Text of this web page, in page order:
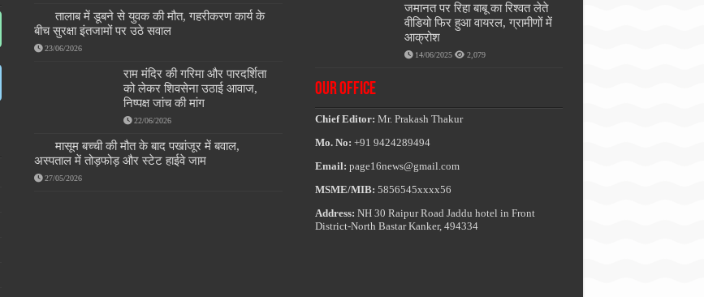
तालाब में डूबने से युवक की मौत, गहरीकरण कार्य के
बीच सुरक्षा इंतजामों पर उठे सवाल
23/06/2026
राम मंदिर की गरिमा और पारदर्शिता
को लेकर शिवसेना उठाई आवाज,
निष्पक्ष जांच की मांग
22/06/2026
मासूम बच्ची की मौत के बाद पखांजूर में बवाल,
अस्पताल में तोड़फोड़ और स्टेट हाईवे जाम
27/05/2026
जमानत पर रिहा बाबू का रिश्वत लेते
वीडियो फिर हुआ वायरल, ग्रामीणों में
आक्रोश
14/06/2025 2,079
OUR OFFICE
Chief Editor: Mr. Prakash Thakur
Mo. No: +91 9424289494
Email: page16news@gmail.com
MSME/MIB: 5856545xxxx56
Address: NH 30 Raipur Road Jaddu hotel in Front
District-North Bastar Kanker, 494334